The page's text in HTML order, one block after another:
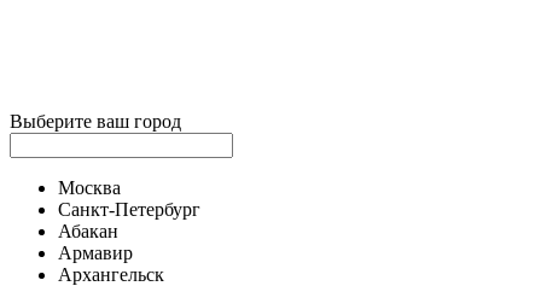
Выберите ваш город
Москва
Санкт-Петербург
Абакан
Армавир
Архангельск